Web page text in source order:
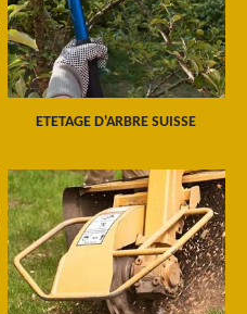
ETETAGE D'ARBRE SUISSE